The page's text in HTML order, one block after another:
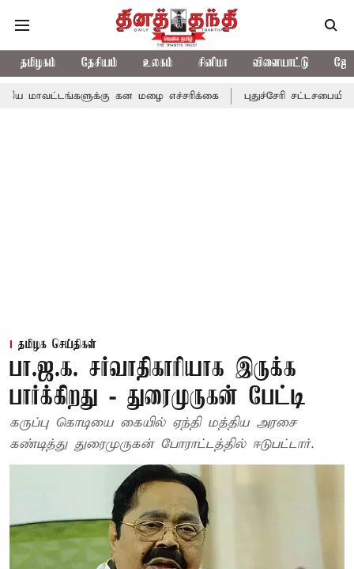
தமிழகம் தேசியம் உலகம் சினிமா விளையாட்டு
கன மழை எச்சரிக்கை புதுச்சேரி சட்டசபையில் வரும்
தமிழக செய்திகள்
பா.ஜ.க. சர்வாதிகாரியாக இருக்க
பார்க்கிறது - துரைமுருகன் பேட்டி
கருப்பு கொடியை கையில் ஏந்தி மத்திய அரசை
கண்டித்து துரைமுருகன் போராட்டத்தில் ஈடுபட்டார்.